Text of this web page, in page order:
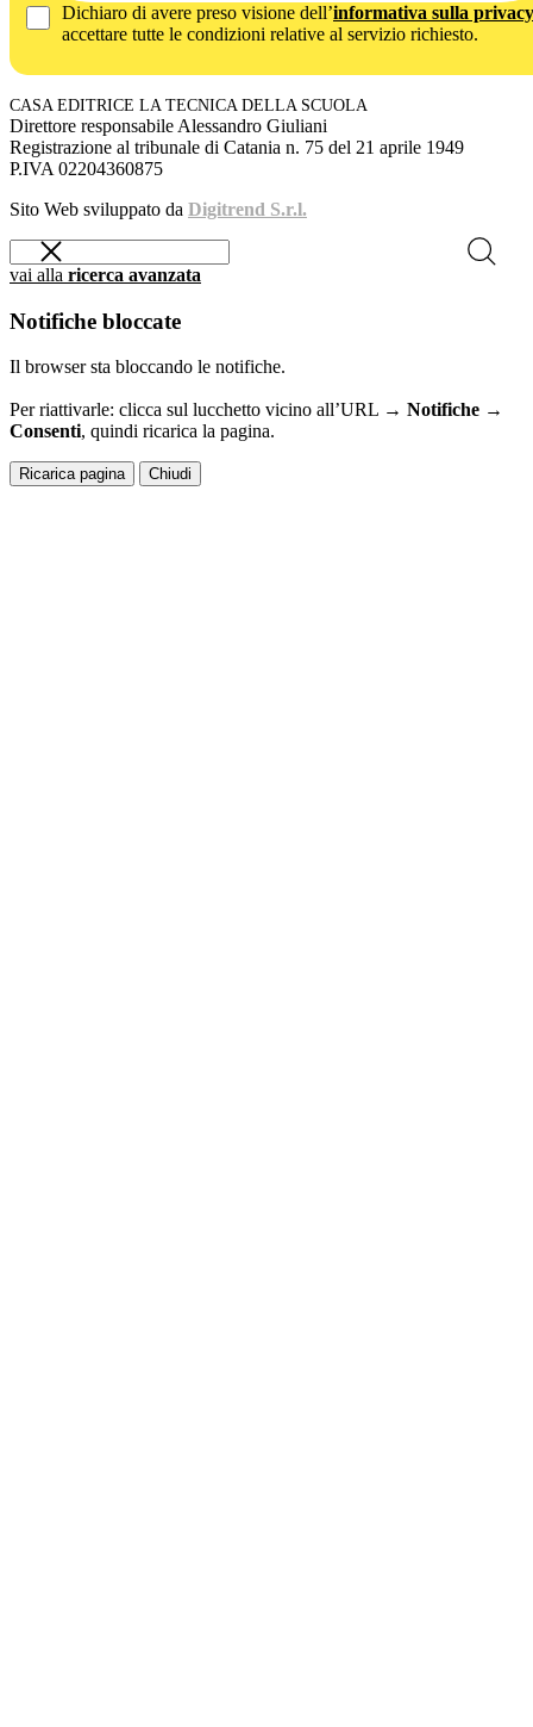
Dichiaro di avere preso visione dell’informativa sulla privacy
accettare tutte le condizioni relative al servizio richiesto.
CASA EDITRICE LA TECNICA DELLA SCUOLA
Direttore responsabile Alessandro Giuliani
Registrazione al tribunale di Catania n. 75 del 21 aprile 1949
P.IVA 02204360875
Sito Web sviluppato da Digitrend S.r.l.
vai alla ricerca avanzata
Notifiche bloccate
Il browser sta bloccando le notifiche.
Per riattivarle: clicca sul lucchetto vicino all’URL → Notifiche →
Consenti, quindi ricarica la pagina.
Ricarica pagina Chiudi